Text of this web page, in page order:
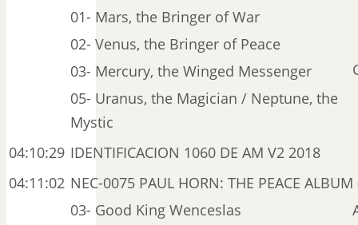
01- Mars, the Bringer of War
02- Venus, the Bringer of Peace
03- Mercury, the Winged Messenger
05- Uranus, the Magician / Neptune, the
Mystic
04:10:29 IDENTIFICACION 1060 DE AM V2 2018
04:11:02 NEC-0075 PAUL HORN: THE PEACE
03- Good King Wenceslas